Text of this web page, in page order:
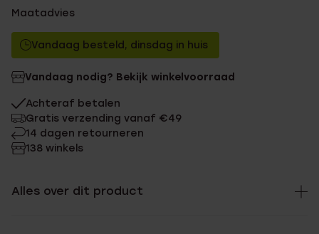
Maatadvies
Vandaag besteld, dinsdag in huis
Vandaag nodig? Bekijk winkelvoorraad
Achteraf betalen
Gratis verzending vanaf €49
14 dagen retourneren
138 winkels
Alles over dit product